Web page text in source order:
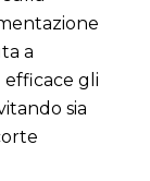
a
efficace gli
sia